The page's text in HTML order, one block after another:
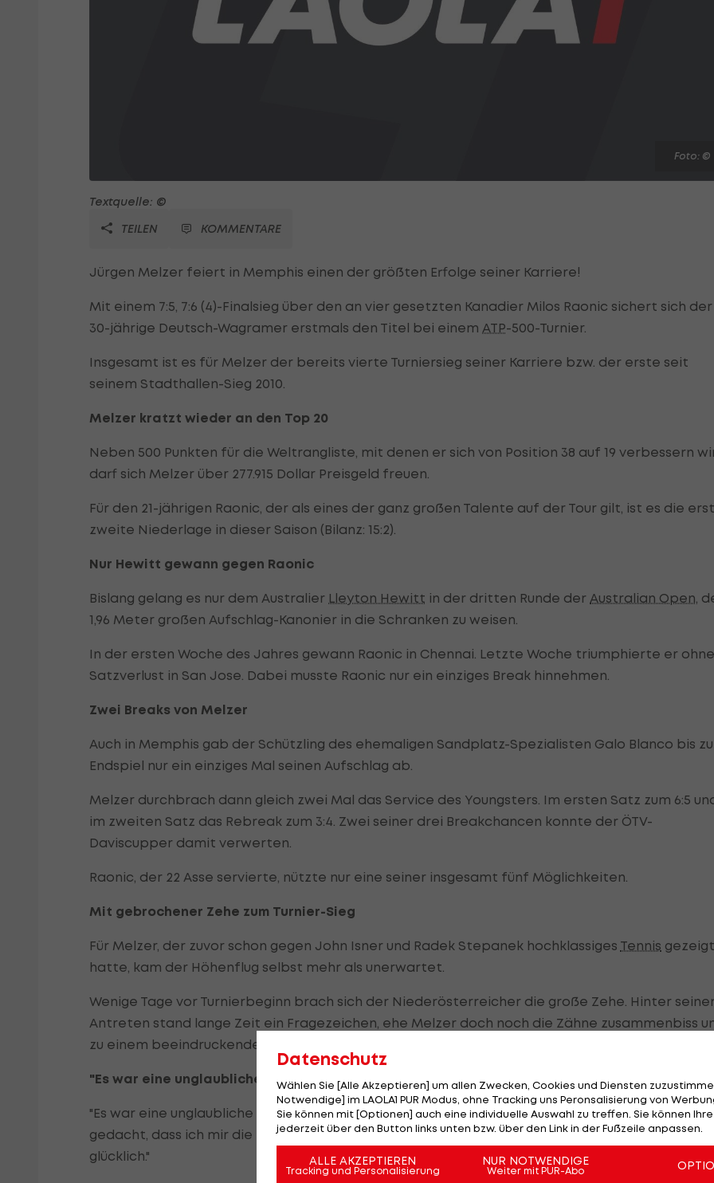
Foto: ©
Textquelle: ©
TEILEN
KOMMENTARE
Jürgen Melzer feiert in Memphis einen der größten Erfolge seiner Karriere!
Mit einem 7:5, 7:6 (4)-Finalsieg über den an vier gesetzten Kanadier Milos Raonic sichert sich der
30-jährige Deutsch-Wagramer erstmals den Titel bei einem ATP-500-Turnier.
Insgesamt ist es für Melzer der bereits vierte Turniersieg seiner Karriere bzw. der erste seit
seinem Stadthallen-Sieg 2010.
Melzer kratzt wieder an den Top 20
Neben 500 Punkten für die Weltrangliste, mit denen er sich von Position 38 auf 19 verbessern
darf sich Melzer über 277.915 Dollar Preisgeld freuen.
Für den 21-jährigen Raonic, der als eines der ganz großen Talente auf der Tour gilt, ist es die erst
zweite Niederlage in dieser Saison (Bilanz: 15:2).
Nur Hewitt gewann gegen Raonic
Bislang gelang es nur dem Australier Lleyton Hewitt in der dritten Runde der Australian Open,
1,96 Meter großen Aufschlag-Kanonier in die Schranken zu weisen.
In der ersten Woche des Jahres gewann Raonic in Chennai. Letzte Woche triumphierte er ohne
Satzverlust in San Jose. Dabei musste Raonic nur ein einziges Break hinnehmen.
Zwei Breaks von Melzer
Auch in Memphis gab der Schützling des ehemaligen Sandplatz-Spezialisten Galo Blanco bis
Endspiel nur ein einziges Mal seinen Aufschlag ab.
Melzer durchbrach dann gleich zwei Mal das Service des Youngsters. Im ersten Satz zum 6:5
im zweiten Satz das Rebreak zum 3:4. Zwei seiner drei Breakchancen konnte der ÖTV-
Daviscupper damit verwerten.
Raonic, der 22 Asse servierte, nützte nur eine seiner insgesamt fünf Möglichkeiten.
Mit gebrochener Zehe zum Turnier-Sieg
Für Melzer, der zuvor schon gegen John Isner und Radek Stepanek hochklassiges Tennis gezeigt
hatte, kam der Höhenflug selbst mehr als unerwartet.
Wenige Tage vor Turnierbeginn brach sich der Niederösterreicher die große Zehe. Hinter
Antreten stand lange Zeit ein Fragezeichen, ehe Melzer doch noch die Zähne zusammenbiss
zu einem beeindruckenden Erfolgslauf ansetzte.
"Es war eine unglaubliche Woche"
"Es war eine unglaubliche Woche für mich", strahlte Melzer bei der Siegerehrung. "Wer hätte
gedacht, dass ich mir die Zehe breche und dann das Turnier gewinne. Ich bin natürlich extrem
glücklich."
Datenschutz
Wählen Sie [Alle Akzeptieren] um allen Zwecken, Cookies und Diensten
Notwendige] im LAOLA1 PUR Modus, ohne Tracking uns Peronsalisierung von
Sie können mit [Optionen] auch eine individuelle Auswahl zu treffen. Sie können
jederzeit über den Button links unten bzw. über den Link in der Fußzeile anpassen.
ALLE AKZEPTIEREN
Tracking und Personalisierung
NUR NOTWENDIGE
Weiter mit PUR-Abo